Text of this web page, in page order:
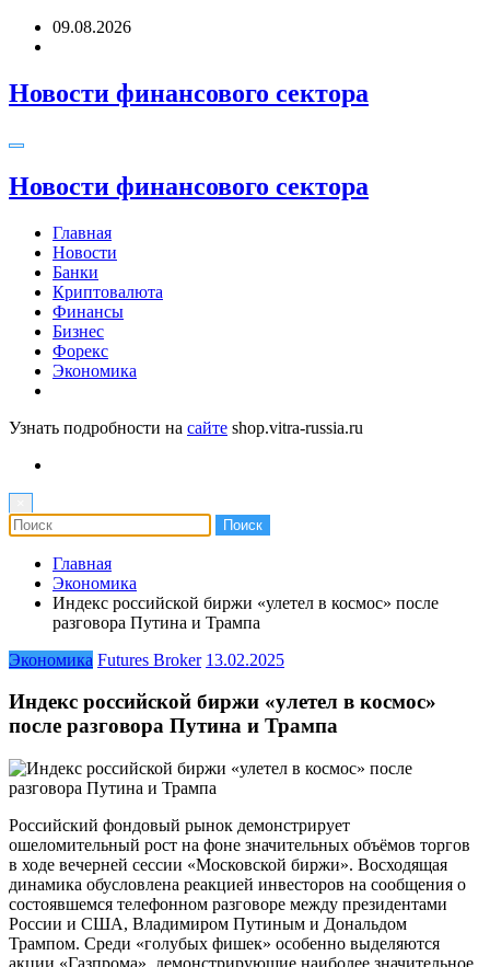
Перейти09.08.2026
Новости финансового сектора
Новости финансового сектора
Главная
Новости
Банки
Криптовалюта
Финансы
Бизнес
Форекс
Экономика
Узнать подробности на сайте shop.vitra-russia.ru
Главная
Экономика
Индекс российской биржи «улетел в космос» после
разговора Путина и Трампа
Экономика Futures Broker 13.02.2025
Индекс российской биржи «улетел в космос»
после разговора Путина и Трампа
Российский фондовый рынок демонстрирует
ошеломительный рост на фоне значительных объёмов торгов
в ходе вечерней сессии «Московской биржи». Восходящая
динамика обусловлена реакцией инвесторов на сообщения о
состоявшемся телефонном разговоре между президентами
России и США, Владимиром Путиным и Дональдом
Трампом. Среди «голубых фишек» особенно выделяются
акции «Газпрома», демонстрирующие наиболее значительное